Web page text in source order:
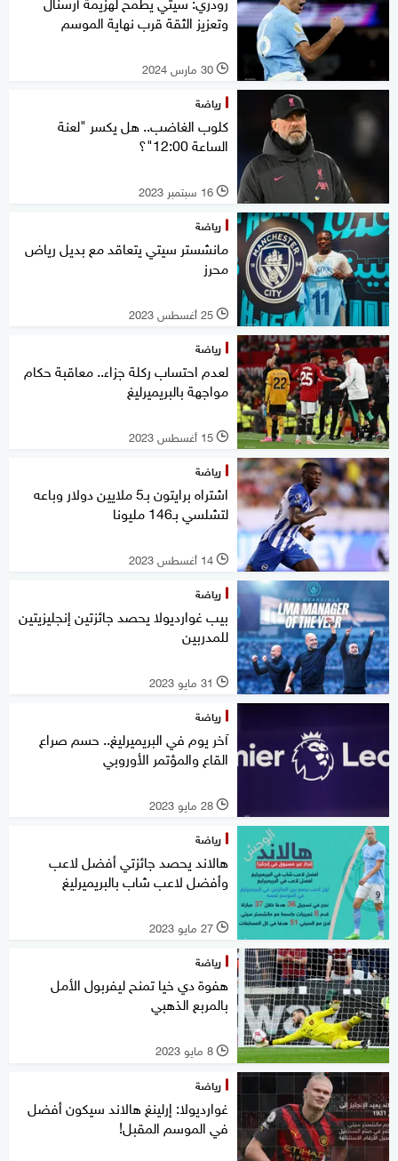
وتعزيز الثقة قرب نهاية الموسم
l 30 مارس 2024
رياضة
كلوب الغاضب.. هل يكسر "لعنة
الساعة 12:00"؟
l 16 سبتمبر 2023
رياضة
مانشستر سيتي يتعاقد مع بديل رياض
محرز
l 25 أغسطس 2023
رياضة
لعدم احتساب ركلة جزاء.. معاقبة حكام
مواجهة بالبريميرليغ
l 15 أغسطس 2023
رياضة
اشتراه برايتون بـ5 ملايين دولار وباعه
لتشلسي بـ146 مليونا
l 14 أغسطس 2023
رياضة
بيب غوارديولا يحصد جائزتين إنجليزيتين
للمدربين
l 31 مايو 2023
رياضة
آخر يوم في البريميرليغ.. حسم صراع
القاع والمؤتمر الأوروبي
l 28 مايو 2023
رياضة
هالاند يحصد جائزتي أفضل لاعب
وأفضل لاعب شاب بالبريميرليغ
l 27 مايو 2023
رياضة
هفوة دي خيا تمنح ليفربول الأمل
بالمربع الذهبي
l 8 مايو 2023
رياضة
غوارديولا: إرلينغ هالاند سيكون أفضل
في الموسم المقبل!